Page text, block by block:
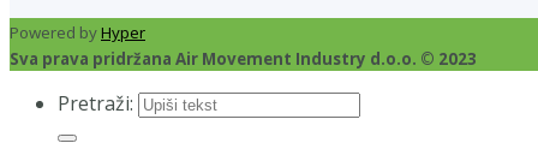
Powered byHyper
Sva prava pridržana Air Movement Industry d.o.o. © 2023
Pretraži: